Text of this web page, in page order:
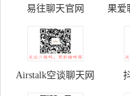
易往聊天官网 果爱
Airstalk空谈聊天网